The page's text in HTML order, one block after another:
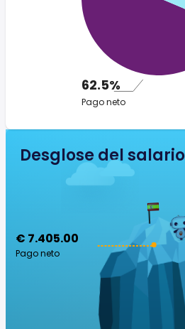
62.5%
Pago neto
Desglose del salario
€ 7.405.00
Pago neto